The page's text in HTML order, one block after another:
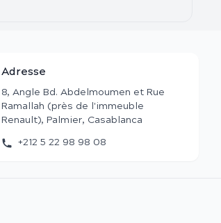
Adresse
8, Angle Bd. Abdelmoumen et Rue
Ramallah (près de l'immeuble
Renault), Palmier, Casablanca
+212 5 22 98 98 08